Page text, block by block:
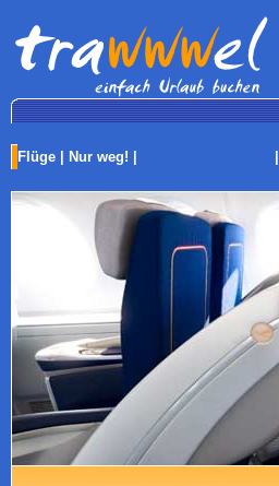
Flüge Nur weg!